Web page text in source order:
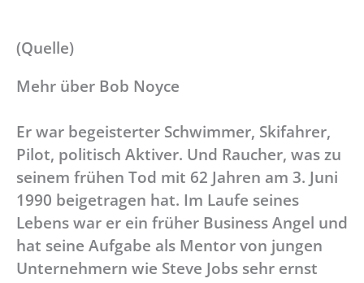
(Quelle)
Mehr über Bob Noyce
Er war begeisterter Schwimmer, Skifahrer,
Pilot, politisch Aktiver. Und Raucher, was zu
seinem frühen Tod mit 62 Jahren am 3. Juni
1990 beigetragen hat. Im Laufe seines
Lebens war er ein früher Business Angel und
hat seine Aufgabe als Mentor von jungen
Unternehmern wie Steve Jobs sehr ernst